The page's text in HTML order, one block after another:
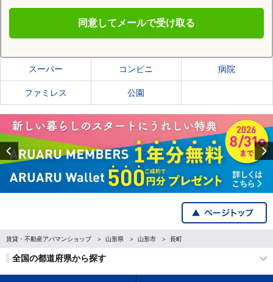
同意してメールで受け取る
山形市の施設一覧
スーパー コンビニ 病院
ファミレス 公園
Previous
賃貸・不動産アパマンショップ 山形県 山形市 長町
全国の都道府県から探す